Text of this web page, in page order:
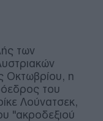
των
Οκτωβρίου, η
του
Λούνατσεκ,
"ακροδεξιού